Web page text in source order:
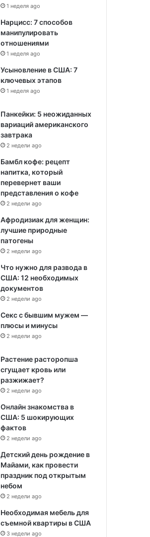
1 неделя ago
Нарцисс: 7 способов
манипулировать
отношениями
1 неделя ago
Усыновление в США: 7
ключевых этапов
1 неделя ago
Панкейки: 5 неожиданных
вариаций американского
завтрака
2 недели ago
Бамбл кофе: рецепт
напитка, который
перевернет ваши
представления о кофе
2 недели ago
Афродизиак для женщин:
лучшие природные
патогены
2 недели ago
Что нужно для развода в
США: 12 необходимых
документов
2 недели ago
Секс с бывшим мужем —
плюсы и минусы
2 недели ago
Растение расторопша
сгущает кровь или
разжижает?
2 недели ago
Онлайн знакомства в
США: 5 шокирующих
фактов
2 недели ago
Детский день рождение в
Майами, как провести
праздник под открытым
небом
2 недели ago
Необходимая мебель для
съемной квартиры в США
3 недели ago